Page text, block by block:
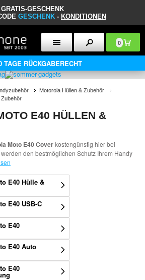
GRATIS-GESCHENK
GESCHENK - KONDITIONEN
0
TAGE RÜCKGABERECHT
Motorola Hüllen & Zubehör
Zubehör
E40 HÜLLEN &
Moto E40 Coverkostengünstig hier bei
den bestmöglichen Schutz Ihrem Handy
E40 Hülle &
E40 USB-C
E40
E40 Auto
E40